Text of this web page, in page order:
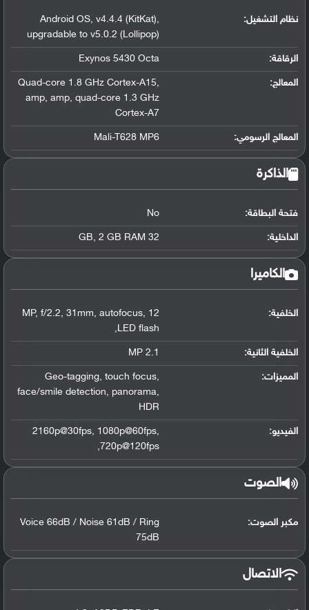
نظام التشغيل:
Android OS, v4.4.4 (KitKat),
upgradable to v5.0.2 (Lollipop)
الرقاقة:
Exynos 5430 Octa
المعالج:
Quad-core 1.8 GHz Cortex-A15,
amp, amp, quad-core 1.3 GHz
Cortex-A7
المعالج الرسومي:
Mali-T628 MP6
الذاكرة
فتحة البطاقة: No
الداخلية: 32 GB
, 2 GB RAM
الكاميرا
الخلفية: 12 MP
, f/2.2, 31mm, autofocus,
LED flash
,
الخلفية الثانية: 2.1 MP
المميزات: Geo-tagging, touch focus,
face/smile detection, panorama,
HDR
الفيديو: 2160p@30fps, 1080p@60fps,
720p@120fps
,
الصوت
مكبر الصوت:
Voice 66dB / Noise 61dB / Ring
75dB
الاتصال